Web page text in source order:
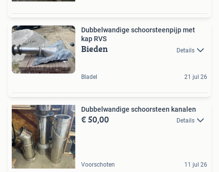
Dubbelwandige schoorsteenpijp met
kap RVS
Bieden Details
Bladel 21 jul 26
Dubbelwandige schoorsteen kanalen
€ 50,00 Details
Voorschoten 11 jul 26